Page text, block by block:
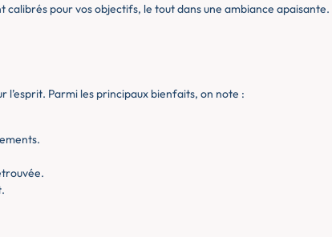
pour vos objectifs, le tout dans une ambiance apaisante.
l’esprit. Parmi les principaux bienfaits, on note :